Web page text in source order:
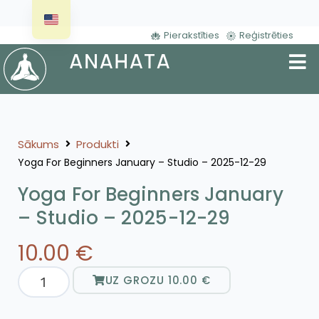
Pierakstīties Reģistrēties
Sākums Produkti
Yoga For Beginners January – Studio – 2025-12-29
Yoga For Beginners January
– Studio – 2025-12-29
10.00 €
UZ GROZU 10.00 €